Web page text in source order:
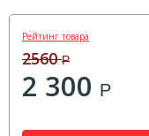
Рейтинг товара
2560Р
2 300 Р